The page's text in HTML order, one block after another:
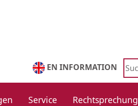
EN INFORMATION
Service Rechtsprechung